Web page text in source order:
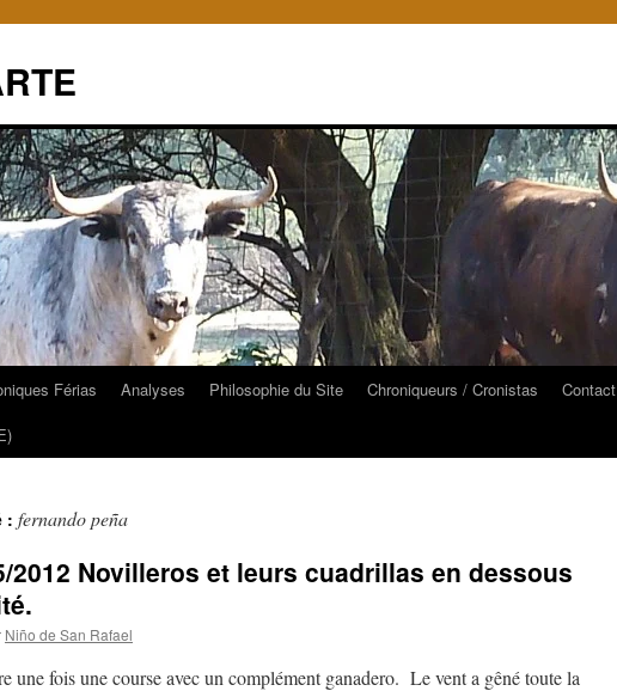
Férias Analyses Philosophie du Site Chroniqueurs / Cronistas Contact
: fernando peña
2012 Novilleros et leurs cuadrillas en dessous
Niño de San Rafael
une fois une course avec un complément ganadero. Le vent a gêné toute la